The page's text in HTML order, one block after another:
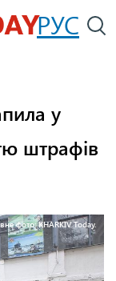
РУС
у
штрафів
фото: KHARKIV Today.